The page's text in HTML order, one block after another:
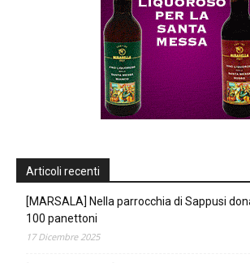
Articoli recenti
[MARSALA] Nella parrocchia di Sappusi
100 panettoni
17 Dicembre 2025